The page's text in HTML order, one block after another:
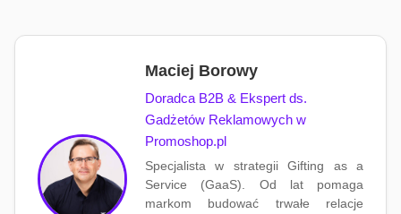
Maciej Borowy
Doradca B2B & Ekspert ds.
Gadżetów Reklamowych w
Promoshop.pl
Specjalista w strategii Gifting as a
Service (GaaS). Od lat pomaga
markom budować trwałe relacje